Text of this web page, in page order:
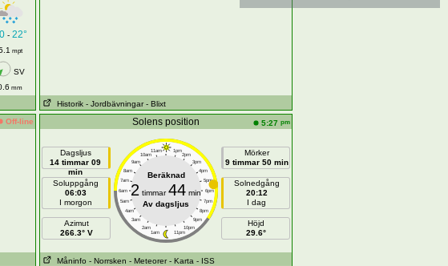
- 22°
mpt
SV
mm
Historik - Jordbävningar - Blixt
Off-line Solens position 5:27 pm
Dagsljus
14 timmar 09
min
Soluppgång
06:03
I morgon
Azimut
266.3° V
11am 1pm
10am 2pm
9am 3pm
8am 4pm
7am 5pm
6am 6pm
5am 7pm
4am 8pm
3am 9pm
2am 10pm
1am 11pm
Beräknad
2 timmar44 min
Av dagsljus
Mörker
9 timmar 50 min
Solnedgång
20:12
I dag
Höjd
29.6°
Måninfo - Norrsken - Meteorer - Karta - ISS